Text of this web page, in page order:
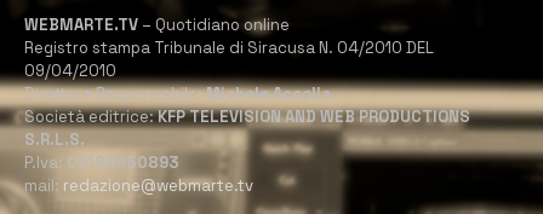
WEBMARTE.TV – Quotidiano online
Registro stampa Tribunale di Siracusa N. 04/2010 DEL
09/04/2010
Direttore Responsabile:Michele Accolla
Società editrice:KFP TELEVISION AND WEB PRODUCTIONS
S.R.L.S.
P.Iva: 02184950893
mail: redazione@webmarte.tv